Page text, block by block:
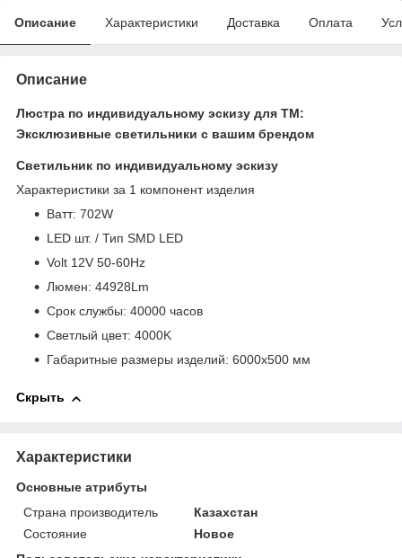
Описание Характеристики Доставка Оплата
Описание
Люстра по индивидуальному эскизу для ТМ:
Эксклюзивные светильники с вашим брендом
Cветильник по индивидуальному эскизу
Характеристики за 1 компонент изделия
Bатт: 702W
LED шт. / Тип SMD LED
Volt 12V 50-60Hz
Люмен: 44928Lm
Срок службы: 40000 часов
Светлый цвет: 4000K
Габаритные размеры изделий: 6000х500 мм
Скрыть
Характеристики
Основные атрибуты
Страна производитель
Казахстан
Состояние
Новое